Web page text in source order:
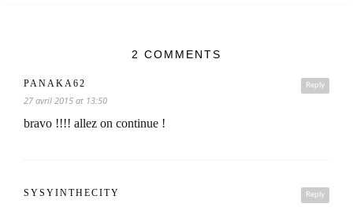
2 COMMENTS
Reply
PANAKA62
27 avril 2015 at 13:50
bravo !!!! allez on continue !
Reply
SYSYINTHECITY